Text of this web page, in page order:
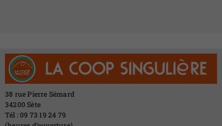
38 rue Pierre Sémard
34200 Sète
Tél : 09 73 19 24 79